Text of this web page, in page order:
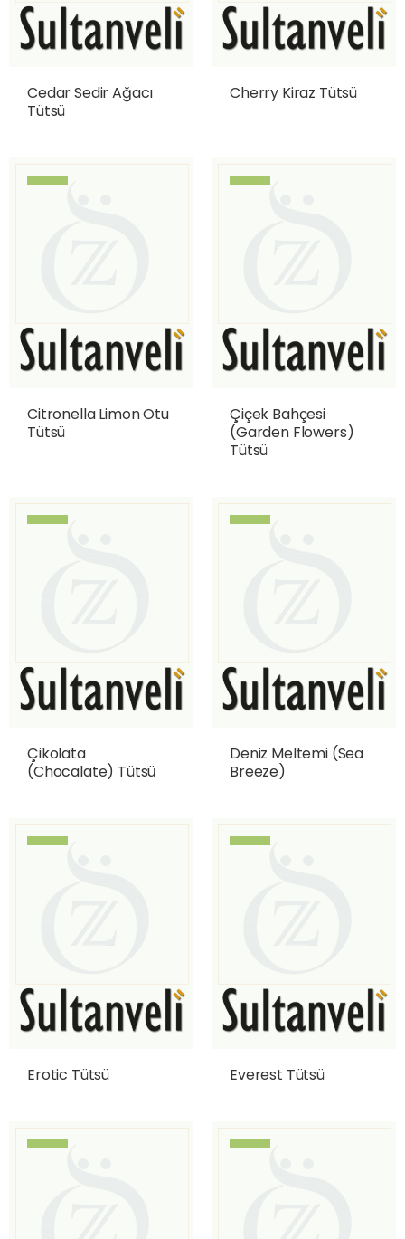
Cedar Sedir Ağacı
Tütsü
Cherry Kiraz Tütsü
Citronella Limon Otu
Tütsü
Çiçek Bahçesi
(Garden Flowers)
Tütsü
Çikolata
(Chocalate) Tütsü
Deniz Meltemi (Sea
Breeze)
Erotic Tütsü Everest Tütsü